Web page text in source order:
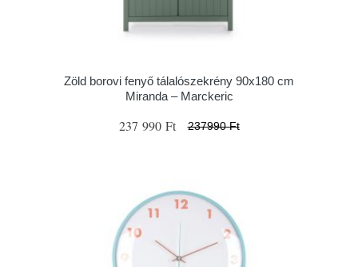
Zöld borovi fenyő tálalószekrény 90x180 cm
Miranda – Marckeric
237 990 Ft 237990 Ft